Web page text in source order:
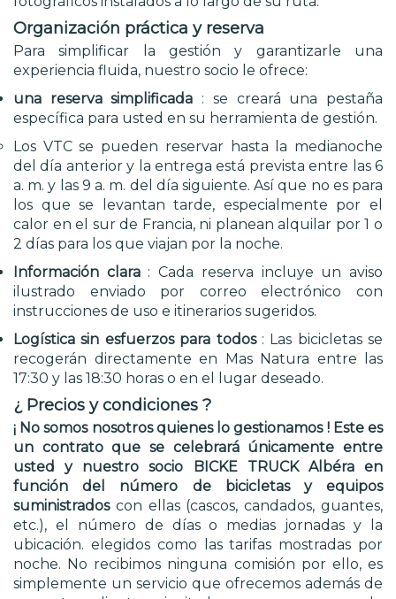
Organización práctica y reserva
Para simplificar la gestión y garantizarle una
experiencia fluida, nuestro socio le ofrece:
una reserva simplificada : se creará una pestaña
específica para usted en su herramienta de gestión.
Los VTC se pueden reservar hasta la medianoche
del día anterior y la entrega está prevista entre las 6
a. m. y las 9 a. m. del día siguiente. Así que no es para
los que se levantan tarde, especialmente por el
calor en el sur de Francia, ni planean alquilar por 1 o
2 días para los que viajan por la noche.
Información clara: Cada reserva incluye un aviso
ilustrado enviado por correo electrónico con
instrucciones de uso e itinerarios sugeridos.
Logística sin esfuerzos para todos: Las bicicletas se
recogerán directamente en Mas Natura entre las
17:30 y las 18:30 horas o en el lugar deseado.
¿ Precios y condiciones ?
¡ No somos nosotros quienes lo gestionamos ! Este es
un contrato que se celebrará únicamente entre
usted y nuestro socio BICKE TRUCK Albéra en
función del número de bicicletas y equipos
suministrados con ellas (cascos, candados, guantes,
etc.), el número de días o medias jornadas y la
ubicación. elegidos como las tarifas mostradas por
noche. No recibimos ninguna comisión por ello, es
simplemente un servicio que ofrecemos además de